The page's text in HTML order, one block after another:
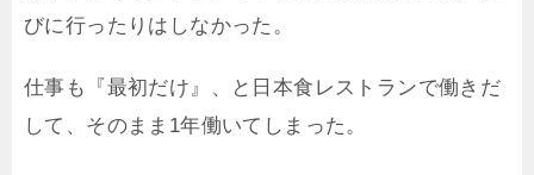
びに行ったりはしなかった。
仕事も『最初だけ』、と日本食レストランで働きだ
して、そのまま1年働いてしまった。